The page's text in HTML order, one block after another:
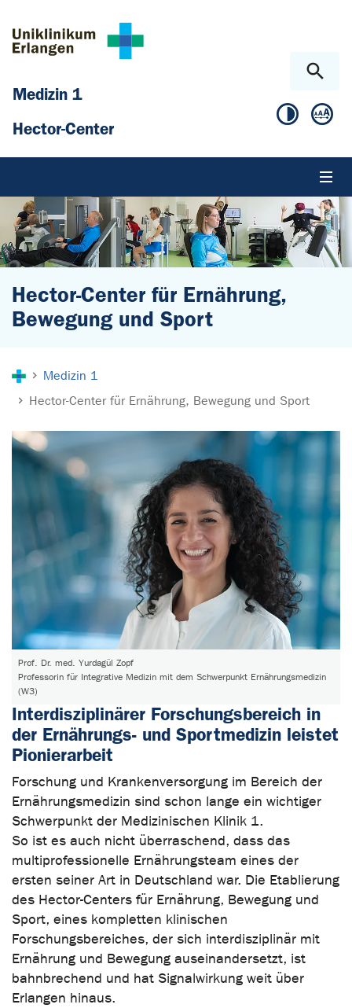
Medizin 1
Hector-Center
Hector-Center für Ernährung,
Bewegung und Sport
Medizin 1
Hector-Center für Ernährung, Bewegung und Sport
Prof. Dr. med. Yurdagül Zopf
Professorin für Integrative Medizin mit dem Schwerpunkt Ernährungsmedizin
(W3)
Interdisziplinärer Forschungsbereich in
der Ernährungs- und Sportmedizin leistet
Pionierarbeit
Forschung und Krankenversorgung im Bereich der
Ernährungsmedizin sind schon lange ein wichtiger
Schwerpunkt der Medizinischen Klinik 1.
So ist es auch nicht überraschend, dass das
multiprofessionelle Ernährungsteam eines der
ersten seiner Art in Deutschland war. Die Etablierung
des Hector-Centers für Ernährung, Bewegung und
Sport, eines kompletten klinischen
Forschungsbereiches, der sich interdisziplinär mit
Ernährung und Bewegung auseinandersetzt, ist
bahnbrechend und hat Signalwirkung weit über
Erlangen hinaus.